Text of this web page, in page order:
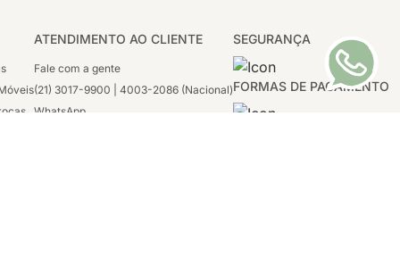
SEGURANÇA
FORMAS DE PAGAMENTO
ATENDIMENTO AO CLIENTE
Fale com a gente
(21) 3017-9900 | 4003-2086 (Nacional)
WhatsApp